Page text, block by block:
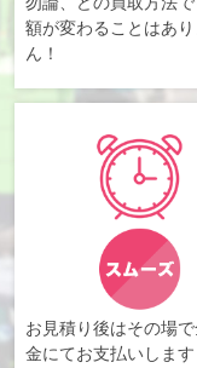
額が変わることはあ
ん！
お見積り後はその場
金にてお支払いします